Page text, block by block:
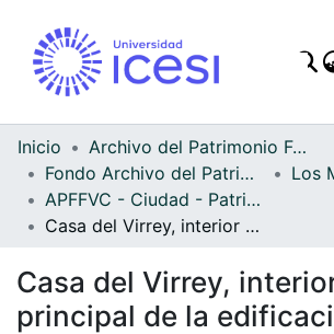
Todo
Inicio
Archivo del Patrimonio Fotográfico y Fílmico del Valle del Cauca
Fondo Archivo del Patrimonio Fotográfico y Fílmico del Valle del Cauca
Los
APFFVC - Ciudad - Patrimonial
Casa del Virrey, interior y patio principal de la edificación
Casa del Virrey,
principal de la